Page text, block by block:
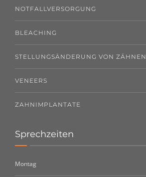
NOTFALLVERSORGUNG
BLEACHING
STELLUNGSÄNDERUNG VON ZÄHNEN
VENEERS
ZAHNIMPLANTATE
Sprechzeiten
Montag